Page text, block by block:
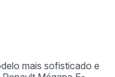
mais sofisticado e